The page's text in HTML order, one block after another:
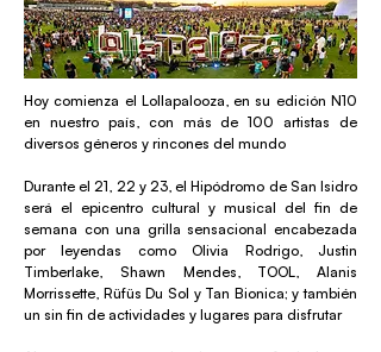
Hoy comienza el Lollapalooza, en su edición N10
en nuestro país, con más de 100 artistas de
diversos géneros y rincones del mundo
Durante el 21, 22 y 23, el Hipódromo de San Isidro
será el epicentro cultural y musical del fin de
semana con una grilla sensacional encabezada
por leyendas como Olivia Rodrigo, Justin
Timberlake, Shawn Mendes, TOOL, Alanis
Morrissette, Rüfüs Du Sol y Tan Bionica; y también
un sin fin de actividades y lugares para disfrutar